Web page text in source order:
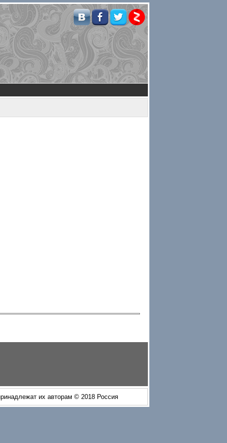
их авторам © 2018 Россия